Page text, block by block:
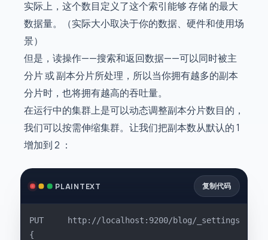
实际上，这个数目定义了这个索引能够 存储 的最大
数据量。（实际大小取决于你的数据、硬件和使用场
景）
但是，读操作——搜索和返回数据——可以同时被主
分片 或 副本分片所处理，所以当你拥有越多的副本
分片时，也将拥有越高的吞吐量。
在运行中的集群上是可以动态调整副本分片数目的，
我们可以按需伸缩集群。让我们把副本数从默认的 1
增加到 2 ：
PLAINTEXT 复制代码
PUT		http://localhost:9200/blog/_settings
{